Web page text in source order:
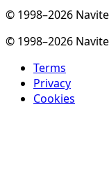
© 1998–⁠2026
© 1998–⁠2026
Terms
Privacy
Cookies